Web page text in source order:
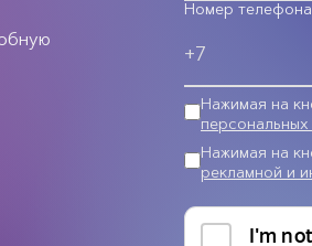
Номер телефона